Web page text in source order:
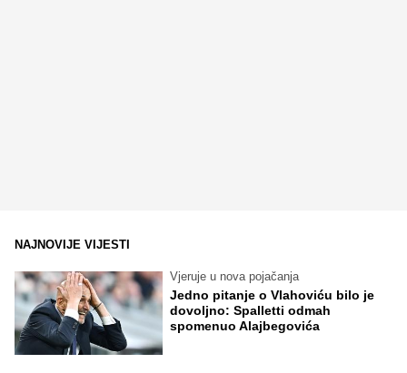
NAJNOVIJE VIJESTI
Vjeruje u nova pojačanja
Jedno pitanje o Vlahoviću bilo je
dovoljno: Spalletti odmah
spomenuo Alajbegovića